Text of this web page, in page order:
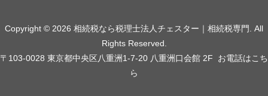
Copyright © 2026 相続税なら税理士法人チェスター｜相続税専門. All
Rights Reserved.
〒103-0028 東京都中央区八重洲1-7-20 八重洲口会館 2F お電話はこち
ら